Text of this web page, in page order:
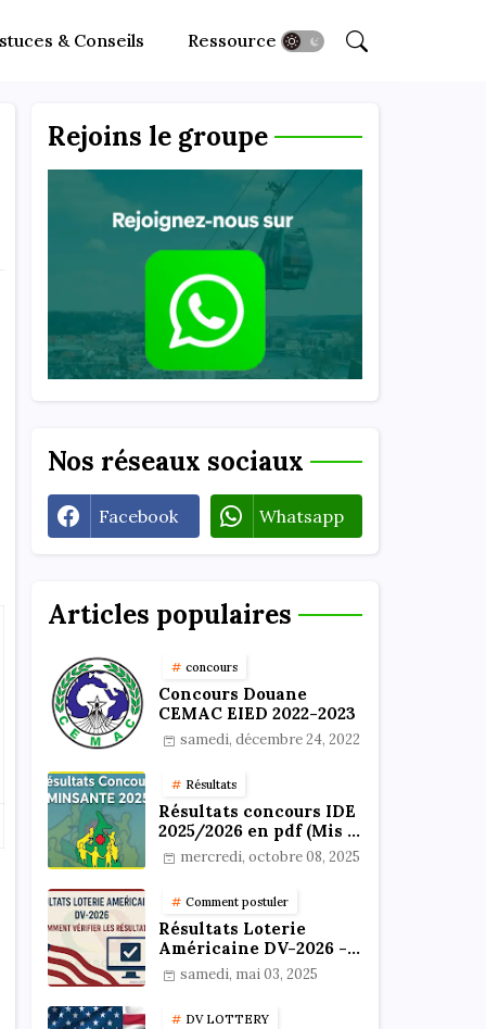
& Conseils Ressources
Rejoins le groupe
Nos réseaux sociaux
Facebook Whatsapp
Articles populaires
concours
Concours Douane
CEMAC EIED 2022-2023
samedi, décembre 24, 2022
Résultats
Résultats concours IDE
2025/2026 en pdf (Mis à
jour)mercredi, octobre 08, 2025
Comment postuler
Résultats Loterie
Américaine DV-2026 -
Comment vérifier les
résultats
samedi, mai 03, 2025
DV LOTTERY